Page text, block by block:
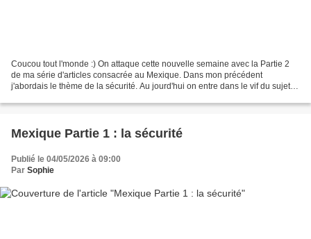
Coucou tout l'monde :) On attaque cette nouvelle semaine avec la Partie 2
de ma série d'articles consacrée au Mexique. Dans mon précédent
j'abordais le thème de la sécurité. Au jourd'hui on entre dans le vif du sujet
Mexique Partie 1 : la sécurité
Publié le 04/05/2026 à 09:00
Par Sophie